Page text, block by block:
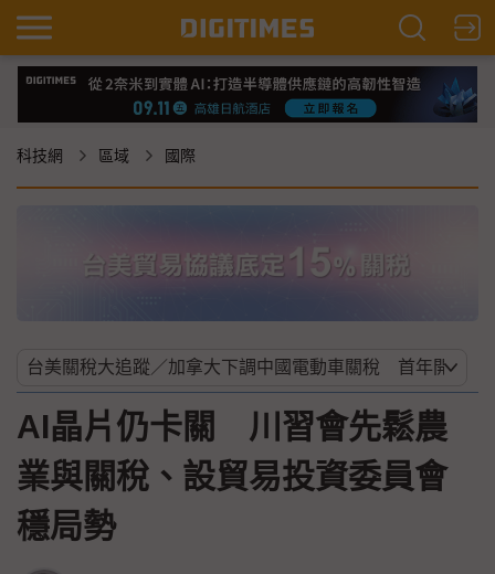
科技網 區域 國際
AI晶片仍卡關 川習會先鬆農
業與關稅、設貿易投資委員會
穩局勢